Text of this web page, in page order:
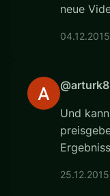
neue
04.12.2015
Und
25.12.2015